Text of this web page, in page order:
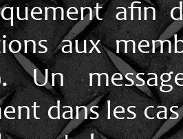
afin
aux
. Un
dans les